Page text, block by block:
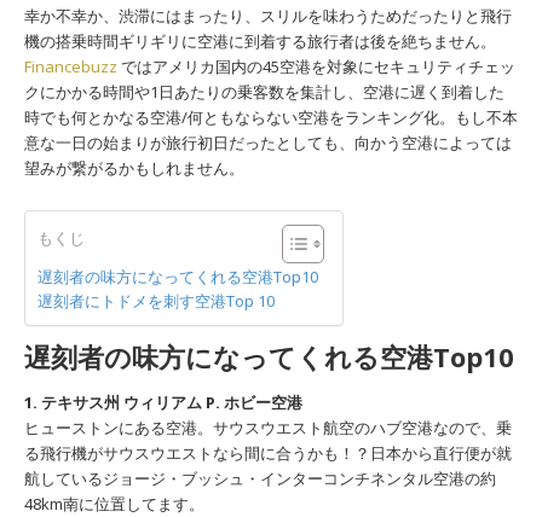
幸か不幸か、渋滞にはまったり、スリルを味わうためだったりと飛行
機の搭乗時間ギリギリに空港に到着する旅行者は後を絶ちません。
Financebuzz ではアメリカ国内の45空港を対象にセキュリティチェッ
クにかかる時間や1日あたりの乗客数を集計し、空港に遅く到着した
時でも何とかなる空港/何ともならない空港をランキング化。もし不本
意な一日の始まりが旅行初日だったとしても、向かう空港によっては
望みが繋がるかもしれません。
もくじ
遅刻者の味方になってくれる空港Top10
遅刻者にトドメを刺す空港Top 10
遅刻者の味方になってくれる空港Top10
1. テキサス州 ウィリアム P. ホビー空港
ヒューストンにある空港。サウスウエスト航空のハブ空港なので、乗
る飛行機がサウスウエストなら間に合うかも！？日本から直行便が就
航しているジョージ・ブッシュ・インターコンチネンタル空港の約
48km南に位置してます。